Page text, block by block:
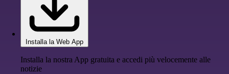
Installa la Web App
Installa la nostra App gratuita e accedi più velocemente alle
notizie